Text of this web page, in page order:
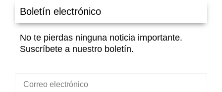
Boletín electrónico
No te pierdas ninguna noticia importante.
Suscríbete a nuestro boletín.